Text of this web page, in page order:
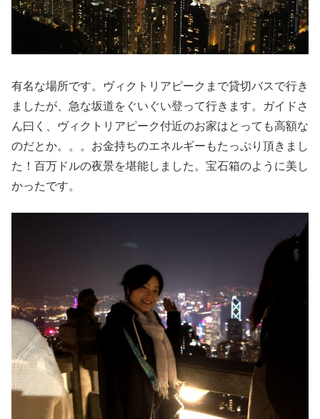
有名な場所です。ヴィクトリアピークまで貸切バスで行き
ましたが、急な坂道をぐいぐい登って行きます。ガイドさ
ん曰く、ヴィクトリアピーク付近のお家はとっても高額な
のだとか。。。お金持ちのエネルギーもたっぷり頂きまし
た！百万ドルの夜景を堪能しました。宝石箱のように美し
かったです。